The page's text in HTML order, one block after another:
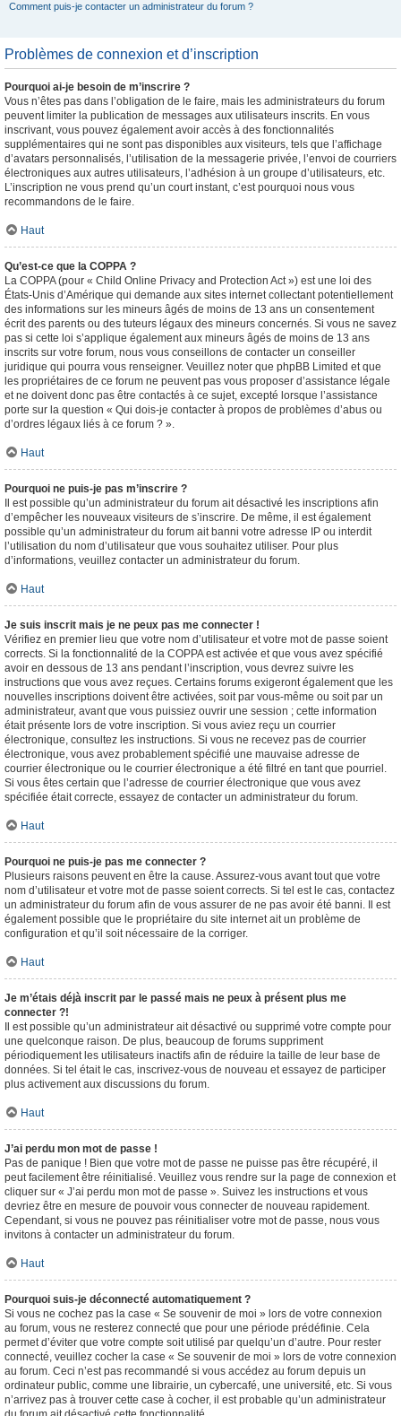
Comment puis-je contacter un administrateur du forum ?
Problèmes de connexion et d’inscription
Pourquoi ai-je besoin de m’inscrire ?
Vous n’êtes pas dans l’obligation de le faire, mais les administrateurs du forum
peuvent limiter la publication de messages aux utilisateurs inscrits. En vous
inscrivant, vous pouvez également avoir accès à des fonctionnalités
supplémentaires qui ne sont pas disponibles aux visiteurs, tels que l’affichage
d’avatars personnalisés, l’utilisation de la messagerie privée, l’envoi de courriers
électroniques aux autres utilisateurs, l’adhésion à un groupe d’utilisateurs, etc.
L’inscription ne vous prend qu’un court instant, c’est pourquoi nous vous
recommandons de le faire.
Haut
Qu’est-ce que la COPPA ?
La COPPA (pour « Child Online Privacy and Protection Act ») est une loi des
États-Unis d’Amérique qui demande aux sites internet collectant potentiellement
des informations sur les mineurs âgés de moins de 13 ans un consentement
écrit des parents ou des tuteurs légaux des mineurs concernés. Si vous ne savez
pas si cette loi s’applique également aux mineurs âgés de moins de 13 ans
inscrits sur votre forum, nous vous conseillons de contacter un conseiller
juridique qui pourra vous renseigner. Veuillez noter que phpBB Limited et que
les propriétaires de ce forum ne peuvent pas vous proposer d’assistance légale
et ne doivent donc pas être contactés à ce sujet, excepté lorsque l’assistance
porte sur la question « Qui dois-je contacter à propos de problèmes d’abus ou
d’ordres légaux liés à ce forum ? ».
Haut
Pourquoi ne puis-je pas m’inscrire ?
Il est possible qu’un administrateur du forum ait désactivé les inscriptions afin
d’empêcher les nouveaux visiteurs de s’inscrire. De même, il est également
possible qu’un administrateur du forum ait banni votre adresse IP ou interdit
l’utilisation du nom d’utilisateur que vous souhaitez utiliser. Pour plus
d’informations, veuillez contacter un administrateur du forum.
Haut
Je suis inscrit mais je ne peux pas me connecter !
Vérifiez en premier lieu que votre nom d’utilisateur et votre mot de passe soient
corrects. Si la fonctionnalité de la COPPA est activée et que vous avez spécifié
avoir en dessous de 13 ans pendant l’inscription, vous devrez suivre les
instructions que vous avez reçues. Certains forums exigeront également que les
nouvelles inscriptions doivent être activées, soit par vous-même ou soit par un
administrateur, avant que vous puissiez ouvrir une session ; cette information
était présente lors de votre inscription. Si vous aviez reçu un courrier
électronique, consultez les instructions. Si vous ne recevez pas de courrier
électronique, vous avez probablement spécifié une mauvaise adresse de
courrier électronique ou le courrier électronique a été filtré en tant que pourriel.
Si vous êtes certain que l’adresse de courrier électronique que vous avez
spécifiée était correcte, essayez de contacter un administrateur du forum.
Haut
Pourquoi ne puis-je pas me connecter ?
Plusieurs raisons peuvent en être la cause. Assurez-vous avant tout que votre
nom d’utilisateur et votre mot de passe soient corrects. Si tel est le cas, contactez
un administrateur du forum afin de vous assurer de ne pas avoir été banni. Il est
également possible que le propriétaire du site internet ait un problème de
configuration et qu’il soit nécessaire de la corriger.
Haut
Je m’étais déjà inscrit par le passé mais ne peux à présent plus me
connecter ?!
Il est possible qu’un administrateur ait désactivé ou supprimé votre compte pour
une quelconque raison. De plus, beaucoup de forums suppriment
périodiquement les utilisateurs inactifs afin de réduire la taille de leur base de
données. Si tel était le cas, inscrivez-vous de nouveau et essayez de participer
plus activement aux discussions du forum.
Haut
J’ai perdu mon mot de passe !
Pas de panique ! Bien que votre mot de passe ne puisse pas être récupéré, il
peut facilement être réinitialisé. Veuillez vous rendre sur la page de connexion et
cliquer sur « J’ai perdu mon mot de passe ». Suivez les instructions et vous
devriez être en mesure de pouvoir vous connecter de nouveau rapidement.
Cependant, si vous ne pouvez pas réinitialiser votre mot de passe, nous vous
invitons à contacter un administrateur du forum.
Haut
Pourquoi suis-je déconnecté automatiquement ?
Si vous ne cochez pas la case « Se souvenir de moi » lors de votre connexion
au forum, vous ne resterez connecté que pour une période prédéfinie. Cela
permet d’éviter que votre compte soit utilisé par quelqu’un d’autre. Pour rester
connecté, veuillez cocher la case « Se souvenir de moi » lors de votre connexion
au forum. Ceci n’est pas recommandé si vous accédez au forum depuis un
ordinateur public, comme une librairie, un cybercafé, une université, etc. Si vous
n’arrivez pas à trouver cette case à cocher, il est probable qu’un administrateur